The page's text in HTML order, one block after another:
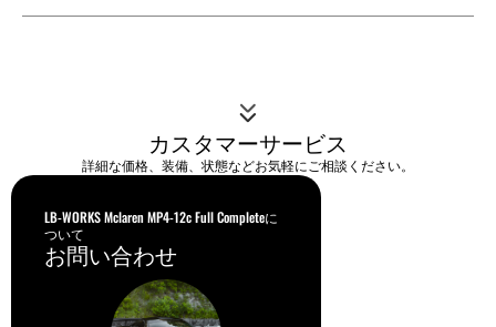
カスタマーサービス
詳細な価格、装備、状態などお気軽にご相談ください。
LB-WORKS Mclaren MP4-12c Full Completeに
ついて
お問い合わせ